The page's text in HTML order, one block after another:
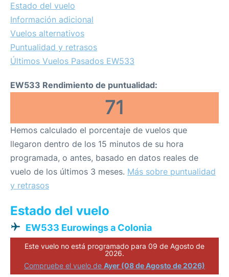
Estado del vuelo
Información adicional
Vuelos alternativos
Puntualidad y retrasos
Últimos Vuelos Pasados EW533
EW533 Rendimiento de puntualidad:
71
Hemos calculado el porcentaje de vuelos que
llegaron dentro de los 15 minutos de su hora
programada, o antes, basado en datos reales de
vuelo de los últimos 3 meses. Más sobre puntualidad
y retrasos
Estado del vuelo
EW533 Eurowings a Colonia
Este vuelo no está programado para 09 de Agosto de
2026.
Compruebe el vuelo de Ayer (08 de Agosto de 2026)